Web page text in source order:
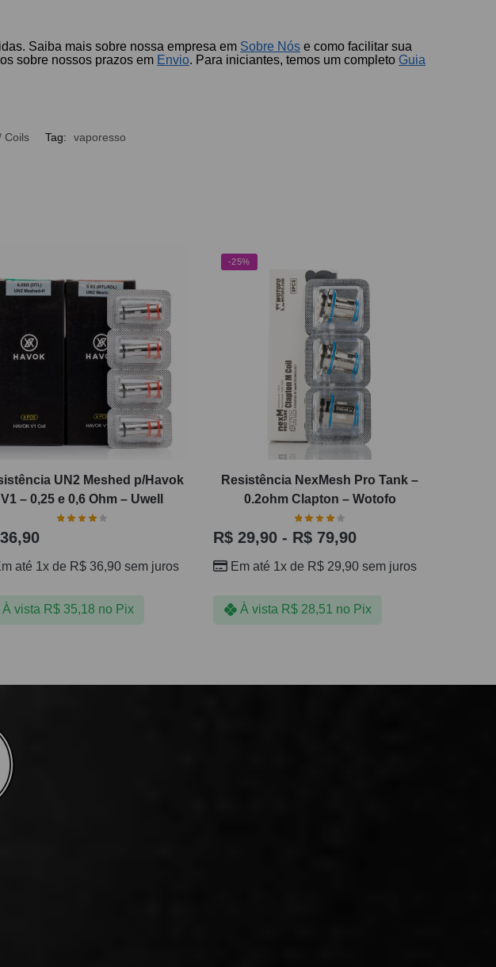
Saiba mais sobre nossa empresa em Sobre Nós e como facilitar sua
sobre nossos prazos em Envio. Para iniciantes, temos um completo Guia
Coils Tag: vaporesso
UN2 Meshed p/Havok
V1 – 0,25 e 0,6 Ohm – Uwell
até 1x de R$36,90sem juros
À vista R$35,18 no Pix
-25%
Resistência NexMesh Pro Tank –
0.2ohm Clapton – Wotofo
R$29,90 - R$79,90
Em até 1x de R$29,90sem juros
À vista R$28,51 no Pix